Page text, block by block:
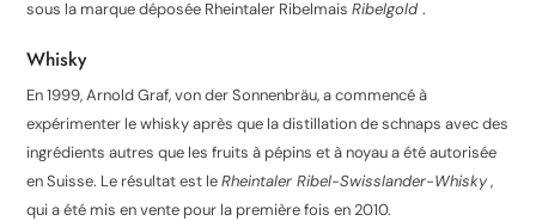
sous la marque déposée Rheintaler RibelmaisRibelgold.
Whisky
En 1999, Arnold Graf, von der Sonnenbräu, a commencé à
expérimenter le whisky après que la distillation de schnaps avec des
ingrédients autres que les fruits à pépins et à noyau a été autorisée
en Suisse. Le résultat est leRheintaler Ribel-Swisslander-Whisky,
qui a été mis en vente pour la première fois en 2010.